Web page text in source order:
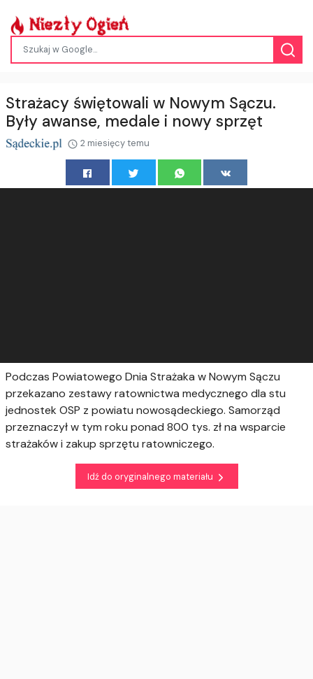
Strażacy świętowali w Nowym Sączu.
Były awanse, medale i nowy sprzęt
2 miesięcy temu
Podczas Powiatowego Dnia Strażaka w Nowym Sączu
przekazano zestawy ratownictwa medycznego dla stu
jednostek OSP z powiatu nowosądeckiego. Samorząd
przeznaczył w tym roku ponad 800 tys. zł na wsparcie
strażaków i zakup sprzętu ratowniczego.
Idź do oryginalnego materiału